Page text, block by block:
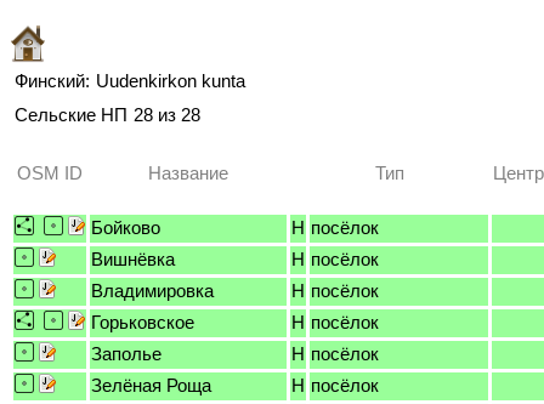
Финский: Uudenkirkon kunta
Сельские НП 28 из 28
OSM ID Название Тип Центр
Бойково H посёлок
Вишнёвка
H посёлок
Владимировка
H посёлок
Горьковское
H посёлок
Заполье
H посёлок
Зелёная Роща
H посёлок